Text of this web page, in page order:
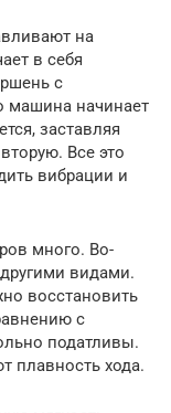
на
в себя
с
машина начинает
заставляя
Все это
вибрации и
много. Во-
видами.
восстановить
с
податливы.
плавность хода.